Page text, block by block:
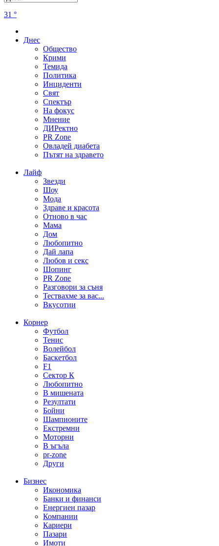
31 °
Днес
Общество
Крими
Темида
Политика
Инциденти
Свят
Спектър
На фокус
Мнение
ДИРектно
PR Zone
Овладей диабета
Пътят на здравето
Лайф
Звезди
Шоу
Мода
Здраве и красота
Отново в час
Мама
Дом
Любопитно
Дай лапа
Любов и секс
Шопинг
PR Zone
Разговори за съня
Тествахме за вас...
Вкусотии
Корнер
Футбол
Тенис
Волейбол
Баскетбол
F1
Сектор К
Любопитно
В мишената
Резултати
Бойни
Шампионите
Екстремни
Моторни
В ъгъла
pr-zone
Други
Бизнес
Икономика
Банки и финанси
Енергиен пазар
Компании
Кариери
Пазари
Имоти